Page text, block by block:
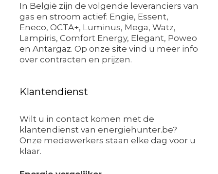
In België zijn de volgende leveranciers van
gas en stroom actief: Engie, Essent,
Eneco, OCTA+, Luminus, Mega, Watz,
Lampiris, Comfort Energy, Elegant, Poweo
en Antargaz. Op onze site vind u meer info
over contracten en prijzen.
Klantendienst
Wilt u in contact komen met de
klantendienst van energiehunter.be?
Onze medewerkers staan elke dag voor u
klaar.